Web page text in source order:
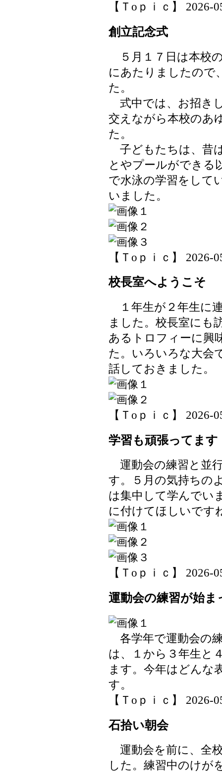
【Ｔoｐｉｃ】 2026-
創立記念式
５月１７日は本校
にあたりましたので
た。
式中では、お招き
交えながら本校のあ
た。
子どもたちは、昔
とやプールができる
で水泳の学習をして
いました。
【Ｔoｐｉｃ】 2026-
校長室へようこそ
１年生が２年生に
ました。校長室にも
あるトロフィーに興
た。いろいろな大会
話しておきました。
【Ｔoｐｉｃ】 2026-
学習も頑張ってます
運動会の練習と並
す。５月の気持ちの
は集中して学んでい
に付けてほしいです
【Ｔoｐｉｃ】 2026-
運動会の練習が始ま
各学年で運動会の
は、１から３年生と
ます。今年はどんな
す。
【Ｔoｐｉｃ】 2026-
石拾い朝会
運動会を前に、全
した。練習中のけが